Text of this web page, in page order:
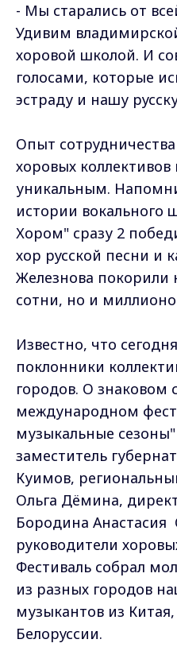
- Мы старались от
Удивим
хоровой школой. И
голосами, которые
эстраду и нашу
Опыт
хоровых
уникальным.
истории вокального
Хором" сразу 2
хор русской песни и
Железнова покорили
сотни, но и
Известно, что
поклонники
городов. О знаковом
международном
музыкальные сезоны"
заместитель
Куимов,
Ольга Дёмина,
Бородина Анастасия
руководители
Фестиваль собрал
из разных городов
музыкантов из
Белоруссии.